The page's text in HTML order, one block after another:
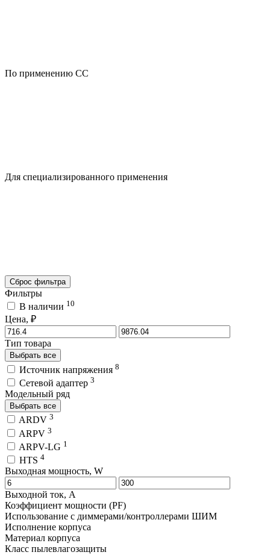
По применению CC
Для специализированного применения
Сброс фильтра
Фильтры
В наличии 10
Цена, ₽
Тип товара
Выбрать все
Источник напряжения 8
Сетевой адаптер 3
Модельный ряд
Выбрать все
ARDV 3
ARPV 3
ARPV-LG 1
HTS 4
Выходная мощность, W
Выходной ток, A
Коэффициент мощности (PF)
Использование с диммерами/контроллерами ШИМ
Исполнение корпуса
Материал корпуса
Класс пылевлагозащиты